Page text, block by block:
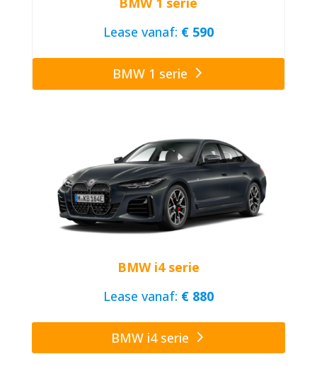
Lease vanaf: € 590
BMW 1 serie
BMW i4 serie
Lease vanaf: € 880
BMW i4 serie